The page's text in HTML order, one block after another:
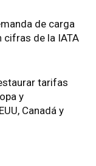
de carga
cifras de la IATA
tarifas
y
Canadá y